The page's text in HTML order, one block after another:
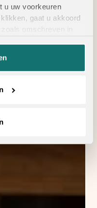
u uw voorkeuren
klikken, gaat u akkoord
omschreven in